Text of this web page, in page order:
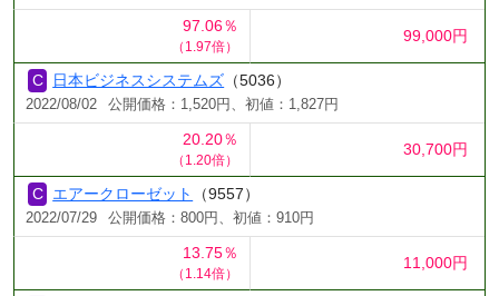
97.06％
（1.97倍）
99,000円
日本ビジネスシステムズ （5036）
2022/08/02 公開価格：1,520円、初値：1,827円
20.20％
（1.20倍）
30,700円
エアークローゼット （9557）
2022/07/29 公開価格：800円、初値：910円
13.75％
（1.14倍）
11,000円